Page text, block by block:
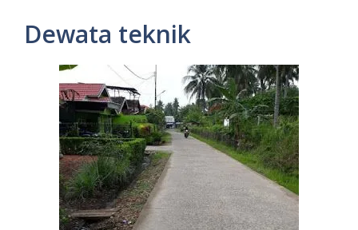
Dewata teknik